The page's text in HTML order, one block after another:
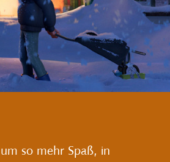
so mehr Spaß, in